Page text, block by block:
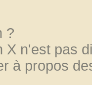
?
X n'est pas
à propos